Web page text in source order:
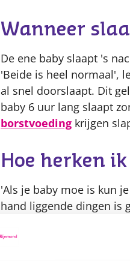
Wanneer
De ene baby slaapt 's
'Beide is heel normaal',
al snel doorslaapt. Dit
baby 6 uur lang slaapt
borstvoeding krijgen
Hoe herken
'Als je baby moe is kun
hand liggende dingen is